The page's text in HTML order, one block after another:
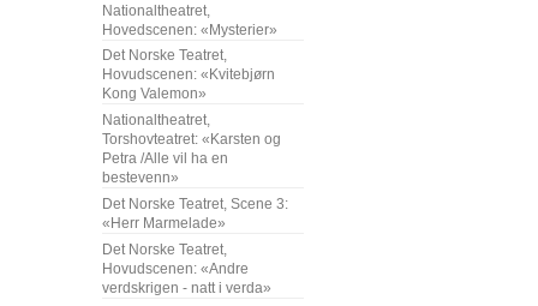
Nationaltheatret,
Hovedscenen: «Mysterier»
Det Norske Teatret,
Hovudscenen: «Kvitebjørn
Kong Valemon»
Nationaltheatret,
Torshovteatret: «Karsten og
Petra /Alle vil ha en
bestevenn»
Det Norske Teatret, Scene 3:
«Herr Marmelade»
Det Norske Teatret,
Hovudscenen: «Andre
verdskrigen - natt i verda»